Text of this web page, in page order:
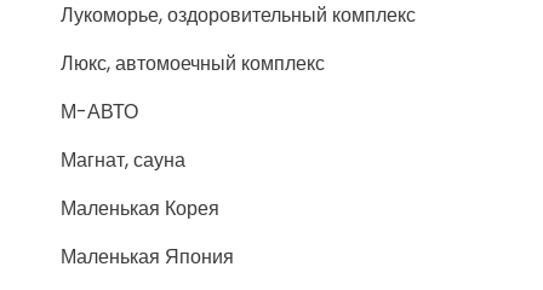
Лукоморье, оздоровительный комплекс
Люкс, автомоечный комплекс
М-АВТО
Магнат, сауна
Маленькая Корея
Маленькая Япония